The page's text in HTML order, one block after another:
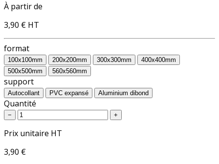
À partir de
3,90 € HT
format
100x100mm 200x200mm 300x300mm
400x400mm
500x500mm
560x560mm
support
Autocollant PVC expansé Aluminium dibond
Quantité
− +
Prix unitaire HT
3,90 €